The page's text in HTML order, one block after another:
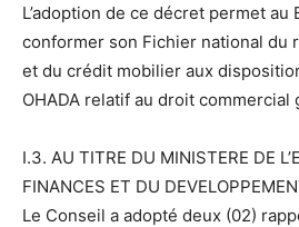
L’adoption de ce décret permet au
conformer son Fichier national du
et du crédit mobilier aux
OHADA relatif au droit commercial
I.3. AU TITRE DU MINISTERE DE
FINANCES ET DU
Le Conseil a adopté deux (02)